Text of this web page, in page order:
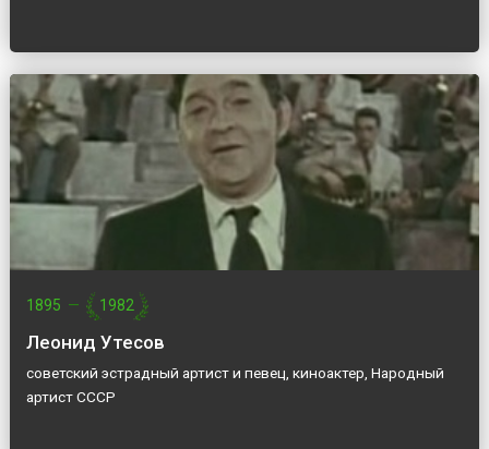
1895 — 1982
Леонид Утесов
советский эстрадный артист и певец, киноактер, Народный
артист СССР